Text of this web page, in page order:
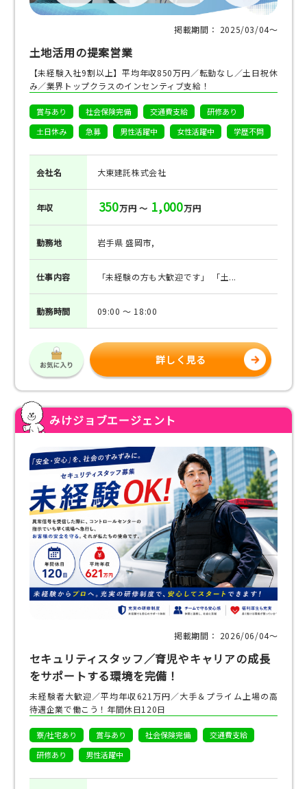
掲載期間： 2025/03/04〜
土地活用の提案営業
【未経験入社9割以上】平均年収850万円／転勤なし／土日祝休
み／業界トップクラスのインセンティブ支給！
賞与あり 社会保険完備 交通費支給
研修あり
土日休み
急募 男性活躍中 女性活躍中 学歴不問
会社名 大東建託株式会社
年収 350万円 ～ 1,000万円
勤務地 岩手県 盛岡市,
仕事内容 「未経験の方も大歓迎です」 「土...
勤務時間 09:00 ～ 18:00
詳しく見る
みけジョブエージェント
掲載期間： 2026/06/04〜
セキュリティスタッフ／育児やキャリアの成長
をサポートする環境を完備！
未経験者大歓迎／平均年収621万円／大手＆プライム上場の高
待遇企業で働こう！年間休日120日
寮/社宅あり 賞与あり 社会保険完備
交通費支給
研修あり
男性活躍中